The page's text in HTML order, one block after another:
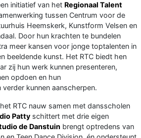
initiatief van het Regionaal Talent
tussen Centrum voor de
Heemskerk, Kunstform Velsen en
Door hun krachten te bundelen
meer kansen voor jonge toptalenten in
beeldende kunst. Het RTC biedt hen
zij hun werk kunnen presenteren,
opdoen en hun
kunnen aanscherpen.
RTC nauw samen met dansscholen
Patty schittert met drie eigen
de Danstuin brengt optredens van